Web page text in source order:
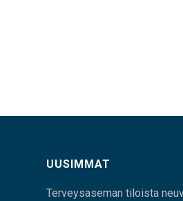
UUSIMMAT
Terveysaseman tiloista